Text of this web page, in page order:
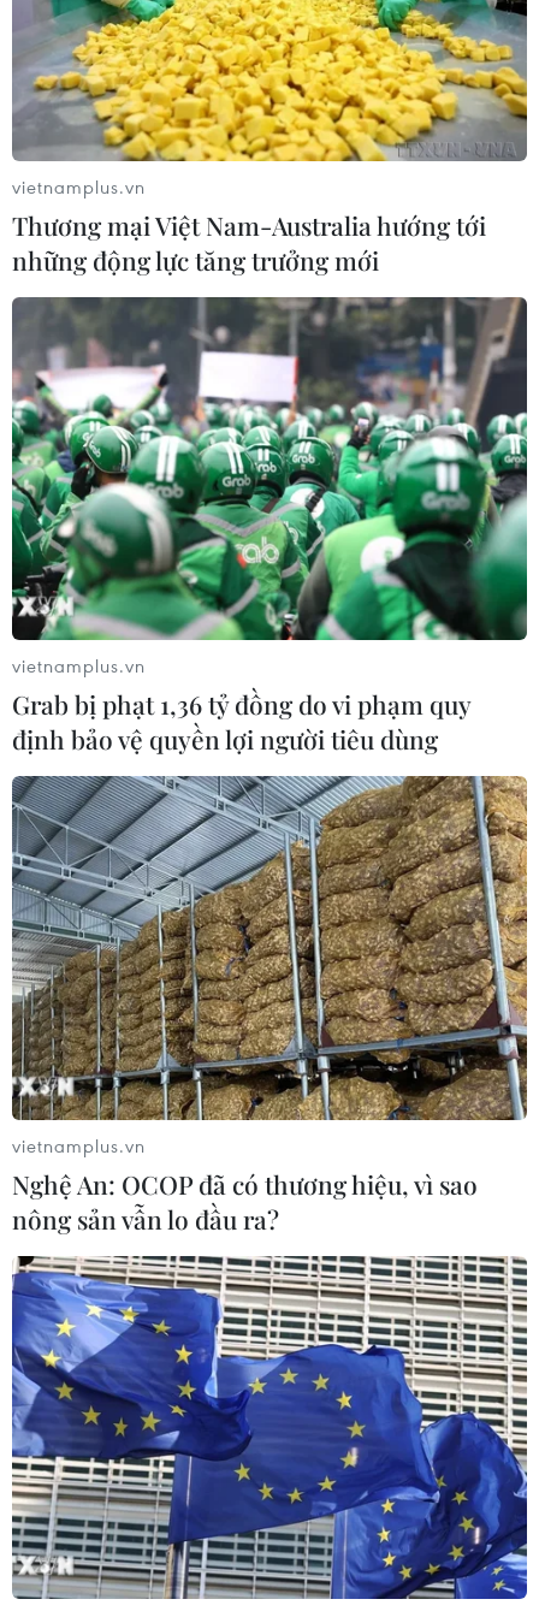
Thủ tướng Thái Lan kêu gọi người dân
trung thành với Nhà vua Rama X
19/11/2016 09:36
Ngày 18/11, Thủ tướng Thái Lan Prayut Chan-ocha đã
kêu gọi người dân nước này thể hiện sự trung thành với
quốc vương mới trong khi vẫn dành cho Nhà vua
Bhumibol Adulyadej sự kính trọng.
Quốc hội Thái Lan chuẩn bị cho một
“phiên họp đặc biệt”
21/11/2016 05:44
Quốc hội Thái Lan chuẩn bị cho “phiên họp đặc biệt”
trong bối cảnh Hoàng gia chuẩn bị cho lễ lên ngôi của
Hoàng thái tử Vajiralongkorn vào đầu tháng 12.
Thủ tướng Thái Lan Prayut Chan-ocha:
Quốc vương mới sắp lên ngôi
25/11/2016 22:53
Quốc hội Thái Lan đã triệu tập một cuộc họp khẩn vào
vietnamplus.vn
Thương mại Việt Nam-Australia hướng tới
những động lực tăng trưởng mới
vietnamplus.vn
Grab bị phạt 1,36 tỷ đồng do vi phạm quy
định bảo vệ quyền lợi người tiêu dùng
vietnamplus.vn
Nghệ An: OCOP đã có thương hiệu, vì sao
nông sản vẫn lo đầu ra?